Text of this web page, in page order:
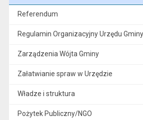
Referendum
Regulamin Organizacyjny Urzędu
Zarządzenia Wójta Gminy
Załatwianie spraw w Urzędzie
Władze i struktura
Pożytek Publiczny/NGO